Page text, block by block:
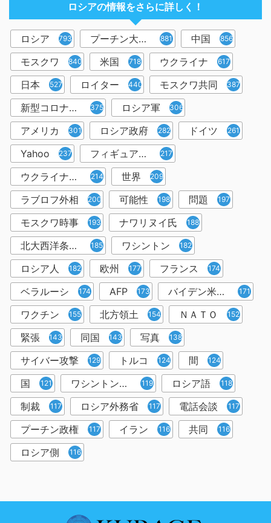
ロシアの情報をさらに詳しく！
ロシア 7932 プーチン大統領 881 中国 856
モスクワ 840 米国 718 ウクライナ 617
日本 527 ロイター 440 モスクワ共同 387
新型コロナウイルス 375 ロシア軍 306
アメリカ 301 ロシア政府 282 ドイツ 261
Yahoo 237 フィギュアスケート 217
ウクライナ情勢 214 世界 209
ラブロフ外相 200 可能性 198 問題 197
モスクワ時事 193 ナワリヌイ氏 188
北大西洋条約機構 185 ワシントン 182
ロシア人 182 欧州 177 フランス 174
ベラルーシ 174 AFP 173 バイデン米大統領 171
ワクチン 155 北方領土 154 ＮＡＴＯ 152
緊張 143 同国 143 写真 138
サイバー攻撃 129 トルコ 124 間 124
国 121 ワシントン共同 119 ロシア語 118
制裁 117 ロシア外務省 117 電話会談 117
プーチン政権 117 イラン 116 共同 116
ロシア側 116